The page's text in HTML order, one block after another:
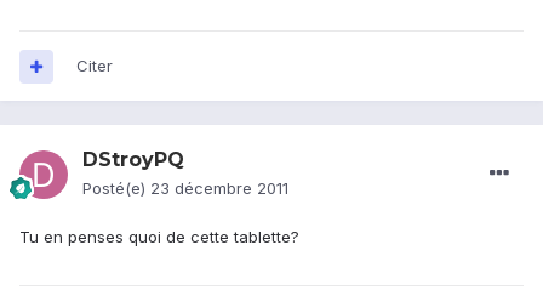
Citer
DStroyPQ
Posté(e) 23 décembre 2011
Tu en penses quoi de cette tablette?